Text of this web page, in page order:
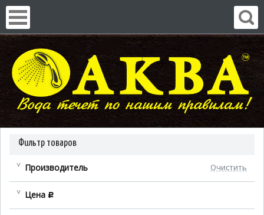
Фильтр товаров
Производитель Очистить
Цена c